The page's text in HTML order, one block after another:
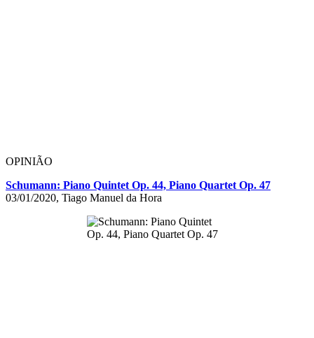
OPINIÃO
Schumann: Piano Quintet Op. 44, Piano Quartet Op. 47
03/01/2020, Tiago Manuel da Hora